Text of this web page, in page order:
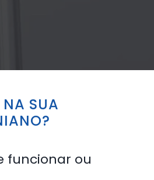
SUA
funcionar ou